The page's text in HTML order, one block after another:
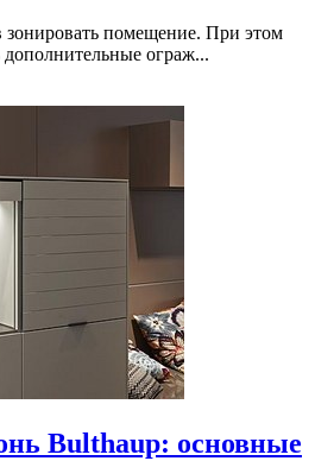
зонировать помещение. При этом
дополнительные ограж...
Bulthaup: основные